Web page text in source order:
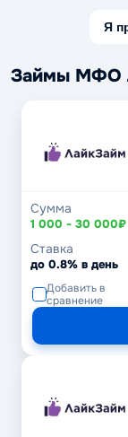
Я
Займы МФО
Сумма
1 000 - 30 000₽
Ставка
до 0.8% в день
Добавить в
сравнение